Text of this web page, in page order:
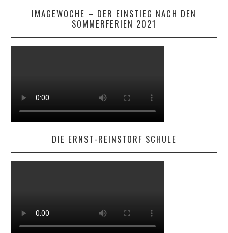
IMAGEWOCHE – DER EINSTIEG NACH DEN
SOMMERFERIEN 2021
DIE ERNST-REINSTORF SCHULE